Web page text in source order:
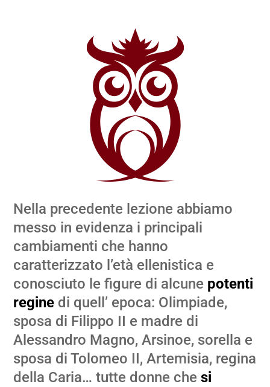
Nella precedente lezione abbiamo
messo in evidenza i principali
cambiamenti che hanno
caratterizzato l’età ellenistica e
conosciuto le figure di alcune potenti
regine di quell’ epoca: Olimpiade,
sposa di Filippo II e madre di
Alessandro Magno, Arsinoe, sorella e
sposa di Tolomeo II, Artemisia, regina
della Caria… tutte donne chesi